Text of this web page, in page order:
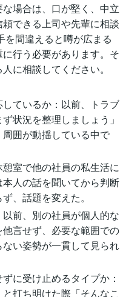
場合は、口が堅く、中立
できる上司や先輩に相談
を間違えると噂が広まる
行う必要があります。そ
に相談してください。
ているか：以前、トラブ
状況を整理しましょう」
囲が動揺している中で
室で他の社員の私生活に
人の話を聞いてから判断
、話題を変えた。
前、別の社員が個人的な
言せず、必要な範囲での
い姿勢が一貫して見られ
に受け止めるタイプか：
打ち明けた際「そんなこ